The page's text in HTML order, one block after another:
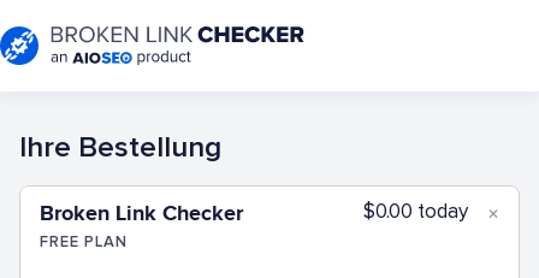
Ihre Bestellung
Broken Link Checker
FREE PLAN
$0.00 today ✕